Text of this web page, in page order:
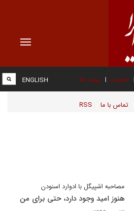
Toggle
عضویت پیوند ها
تماس با ما RSS
ENGLISH
مصاحبه اشپیگل با ادوارد اسنودن
هنوز امید وجود دارد، حتی برای من